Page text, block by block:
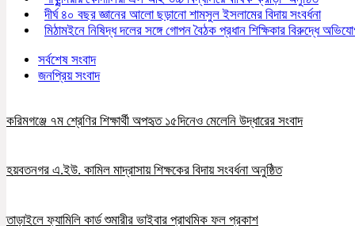
দীর্ঘ ৪০ বছর জ্ঞানের আলো ছড়ানো শামসুল ইসলামের বিদায় সংবর্ধনা
মিঠামইনে নিষিদ্ধ দলের সঙ্গে গোপন বৈঠক প্রধান শিক্ষিকার বিরুদ্ধে
সর্বশেষ সংবাদ
জনপ্রিয় সংবাদ
করিমগঞ্জে ৭ম শ্রেণির শিক্ষার্থী অপহৃত ১৫দিনেও মেলেনি উদ্ধারের সংবাদ
হয়বতনগর এ.ইউ. কামিল মাদ্রাসায় শিক্ষকের বিদায় সংবর্ধনা অনুষ্ঠিত
তাড়াইলে ফ্যামিলি কার্ড শুমারীর ভাইবার প্রাথমিক ফল প্রকাশ